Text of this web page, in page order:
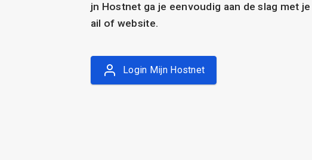
jn Hostnet ga je eenvoudig aan de slag met
ail of website.
Login Mijn Hostnet